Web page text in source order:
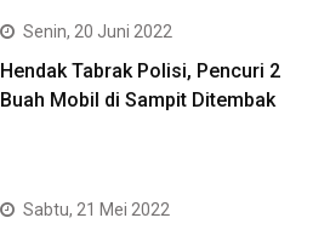
Senin, 20 Juni 2022
Hendak Tabrak Polisi, Pencuri 2
Buah Mobil di Sampit Ditembak
Sabtu, 21 Mei 2022